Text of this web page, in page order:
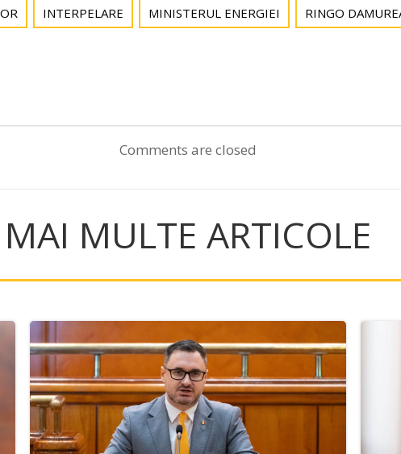
INTERPELARE MINISTERUL ENERGIEI RINGO
navigation
Comments are closed
MAI MULTE ARTICOLE